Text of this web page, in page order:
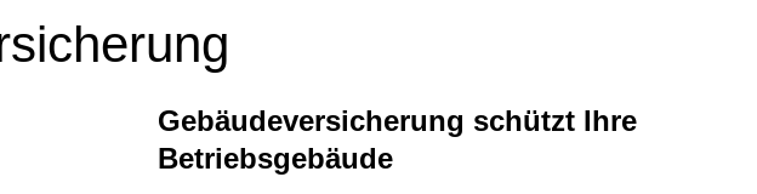
Ge­bäude­ver­si­che­rung schützt Ihre
Betriebsgebäude